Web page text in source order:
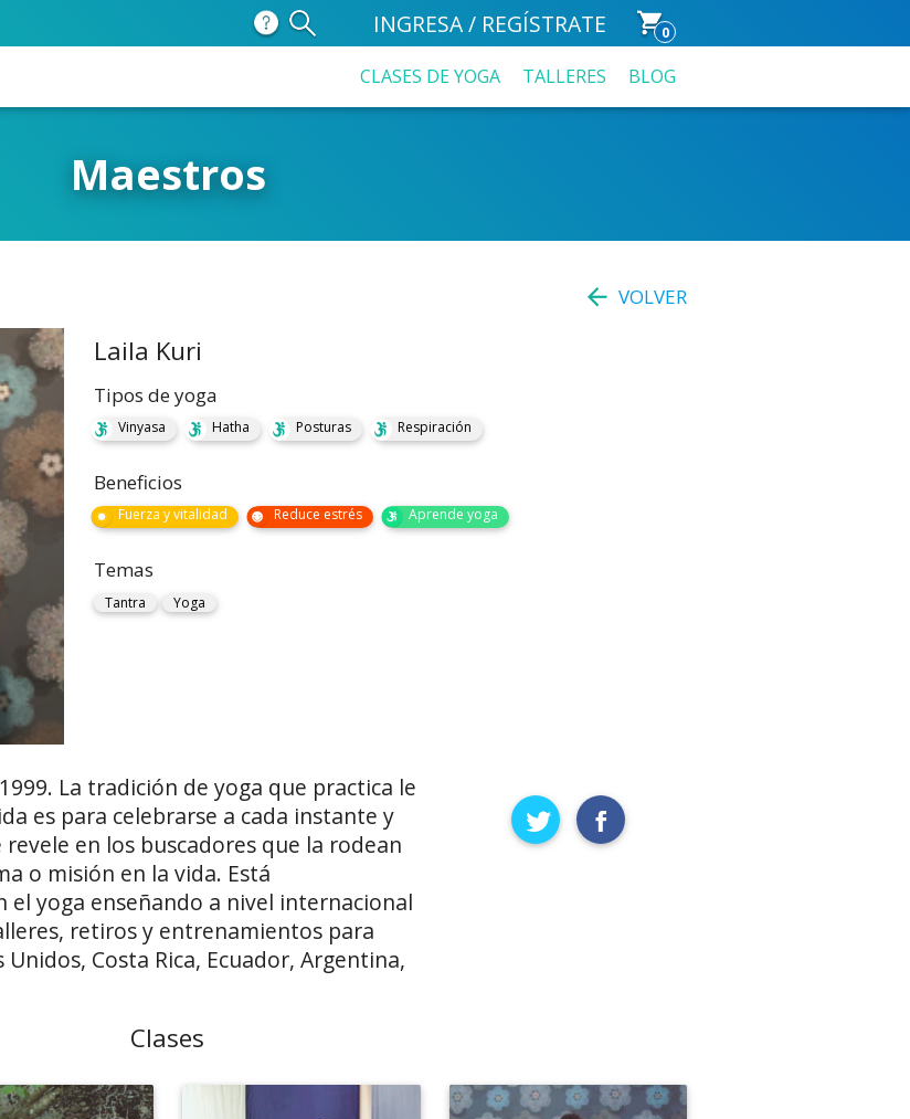
INGRESA / REGÍSTRATE 0
CLASES DE YOGA TALLERES BLOG
Maestros
VOLVER
Laila Kuri
Tipos de yoga
Vinyasa Hatha Posturas Respiración
Beneficios
Fuerza y vitalidad Reduce estrés Aprende yoga
Temas
Tantra Yoga
La tradición de yoga que practica le
es para celebrarse a cada instante y
en los buscadores que la rodean
o misión en la vida. Está
yoga enseñando a nivel internacional
retiros y entrenamientos para
Costa Rica, Ecuador, Argentina,
Clases